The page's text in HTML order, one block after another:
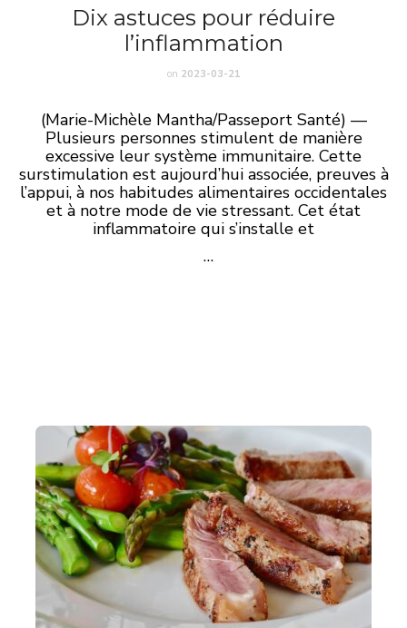
Dix astuces pour réduire
l’inflammation
on 2023-03-21
(Marie-Michèle Mantha/Passeport Santé) —
Plusieurs personnes stimulent de manière
excessive leur système immunitaire. Cette
surstimulation est aujourd’hui associée, preuves à
l’appui, à nos habitudes alimentaires occidentales
et à notre mode de vie stressant. Cet état
inflammatoire qui s’installe et
…